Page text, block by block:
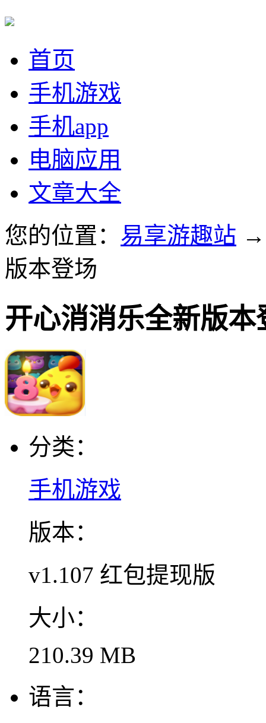
首页
手机游戏
手机app
电脑应用
文章大全
您的位置： 易享游趣站
版本登场
开心消消乐全新版本
分类：
手机游戏
版本：
v1.107 红包提现版
大小：
210.39 MB
语言：